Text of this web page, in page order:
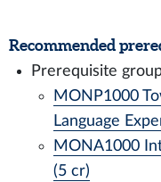
Recommended
Prerequisite
MONP1000
Language
MONA1000
(5 cr)